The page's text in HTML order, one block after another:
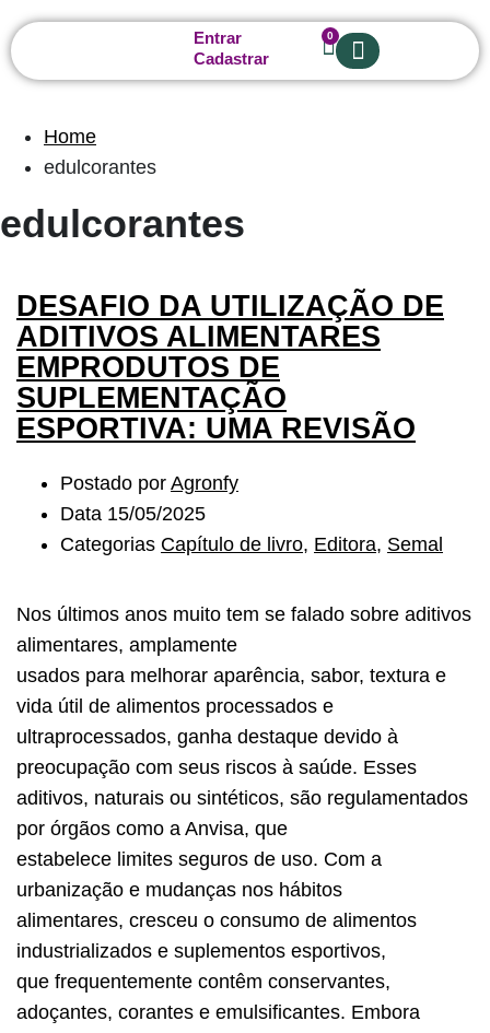
Entrar
Cadastrar
0
Home
edulcorantes
edulcorantes
DESAFIO DA UTILIZAÇÃO DE
ADITIVOS ALIMENTARES
EMPRODUTOS DE
SUPLEMENTAÇÃO
ESPORTIVA: UMA REVISÃO
Postado por Agronfy
Data 15/05/2025
Categorias Capítulo de livro, Editora, Semal
Nos últimos anos muito tem se falado sobre aditivos
alimentares, amplamente
usados para melhorar aparência, sabor, textura e
vida útil de alimentos processados e
ultraprocessados, ganha destaque devido à
preocupação com seus riscos à saúde. Esses
aditivos, naturais ou sintéticos, são regulamentados
por órgãos como a Anvisa, que
estabelece limites seguros de uso. Com a
urbanização e mudanças nos hábitos
alimentares, cresceu o consumo de alimentos
industrializados e suplementos esportivos,
que frequentemente contêm conservantes,
adoçantes, corantes e emulsificantes. Embora